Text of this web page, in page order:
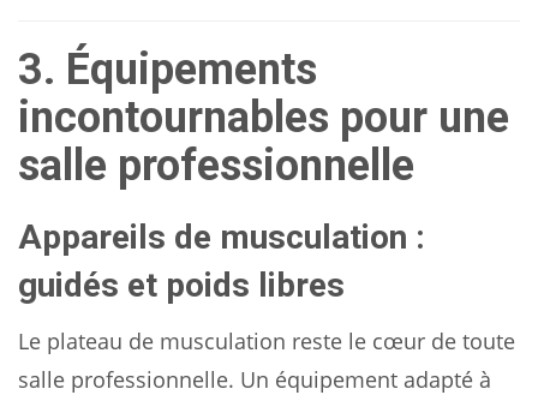
3. Équipements
incontournables pour une
salle professionnelle
Appareils de musculation :
guidés et poids libres
Le plateau de musculation reste le cœur de toute
salle professionnelle. Un équipement adapté à